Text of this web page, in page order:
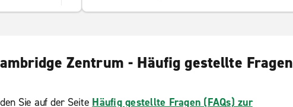
Zentrum - Häufig gestellte Fragen
Sie auf der Seite Häufig gestellte Fragen (FAQs) zur